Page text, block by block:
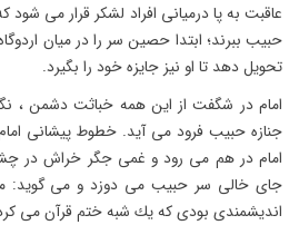
عاقبت به پا درمیانى افراد لشكر قرار مى شود
حبیب ببرند؛ ابتدا حصین سر را در میان
تحویل دهد تا او نیز جایزه خود را بگیرد.
امام در شگفت از این همه خباثت دشمن ،
جنازه حبیب فرود مى آید. خطوط پیشانى
امام در هم مى رود و غمى جگر خراش در
جاى خالى سر حبیب مى دوزد و مى گوید:
اندیشمندى بودى كه یك شبه ختم قرآن مى